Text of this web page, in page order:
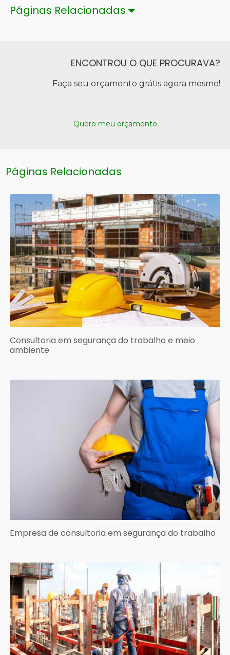
Páginas Relacionadas
ENCONTROU O QUE PROCURAVA?
Faça seu orçamento grátis agora mesmo!
Quero meu orçamento
Páginas Relacionadas
Consultoria em segurança do trabalho e meio
ambiente
Empresa de consultoria em segurança do trabalho